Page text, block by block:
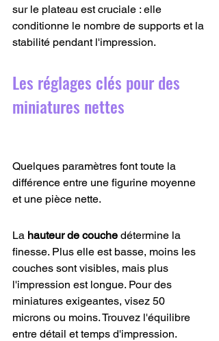
sur le plateau est cruciale : elle
conditionne le nombre de supports et la
stabilité pendant l'impression.
Les réglages clés pour des
miniatures nettes
Quelques paramètres font toute la
différence entre une figurine moyenne
et une pièce nette.
La hauteur de couche détermine la
finesse. Plus elle est basse, moins les
couches sont visibles, mais plus
l'impression est longue. Pour des
miniatures exigeantes, visez 50
microns ou moins. Trouvez l'équilibre
entre détail et temps d'impression.